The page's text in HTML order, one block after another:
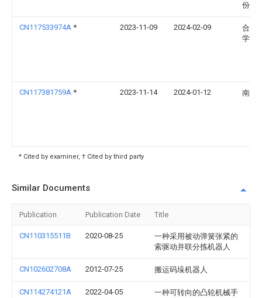
份有
CN117533974A * 2023-11-09 2024-02-09
合肥
学
CN117381759A * 2023-11-14 2024-01-12 南开
* Cited by examiner, † Cited by third party
Similar Documents
Publication Publication Date Title
CN110315511B 2020-08-25
一种采用被动弹簧张紧的
索驱动并联分拣机器人
CN102602708A 2012-07-25 搬运码垛机器人
CN114274121A 2022-04-05 一种可转向的凸轮机械手